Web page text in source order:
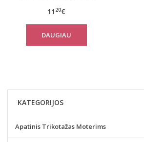
11 20€
DAUGIAU
KATEGORIJOS
Apatinis Trikotažas Moterims